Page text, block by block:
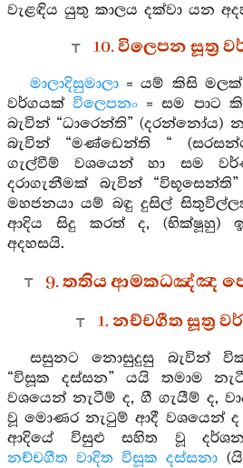
වැළඳිය යුතු කාලය දක්වා යන
10. විලෙපන සූත්‍ර
මාලාදිසුමාලා= යම් කිසි
වර්ගයක්විලෙපනං = සම පාට
බැවින් “ධාරෙන්ති” (දරන්නෝය)
බැවින් “මණ්ඩෙන්ති “
ගැල්වීම් වශයෙන් හා සම
දරාගැනීමක් බැවින්
මහජනයා යම් බඳු දුසිල්
ආදිය සිදු කරත් ද, (භික්ෂූහු)
අදහසයි.
9. තතිය ආමකධඤ්ඤ
1. නච්චගීත සූත්‍ර
සසුනට නොසුදුසු බැවින්
“විසූක දස්සන” යයි තමාම
වශයෙන් නැටීම් ද, ගී ගැයීම් ද,
වූ මොණර නැටුම් ආදී වශයෙන්
ආදියේ විසුළු සහිත වූ
නච්චගීත වාදිත විසූක දස්සනා